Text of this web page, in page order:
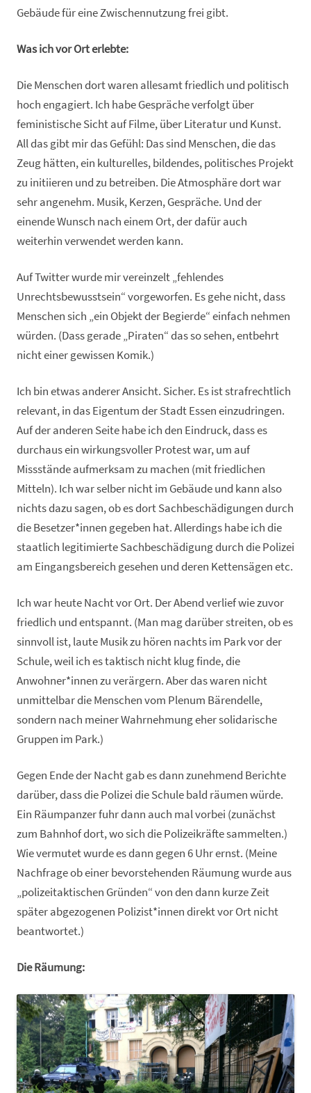
Gebäude für eine Zwischennutzung frei gibt.
Was ich vor Ort erlebte:
Die Menschen dort waren allesamt friedlich und politisch
hoch engagiert. Ich habe Gespräche verfolgt über
feministische Sicht auf Filme, über Literatur und Kunst.
All das gibt mir das Gefühl: Das sind Menschen, die das
Zeug hätten, ein kulturelles, bildendes, politisches Projekt
zu initiieren und zu betreiben. Die Atmosphäre dort war
sehr angenehm. Musik, Kerzen, Gespräche. Und der
einende Wunsch nach einem Ort, der dafür auch
weiterhin verwendet werden kann.
Auf Twitter wurde mir vereinzelt „fehlendes
Unrechtsbewusstsein“ vorgeworfen. Es gehe nicht, dass
Menschen sich „ein Objekt der Begierde“ einfach nehmen
würden. (Dass gerade „Piraten“ das so sehen, entbehrt
nicht einer gewissen Komik.)
Ich bin etwas anderer Ansicht. Sicher. Es ist strafrechtlich
relevant, in das Eigentum der Stadt Essen einzudringen.
Auf der anderen Seite habe ich den Eindruck, dass es
durchaus ein wirkungsvoller Protest war, um auf
Missstände aufmerksam zu machen (mit friedlichen
Mitteln). Ich war selber nicht im Gebäude und kann also
nichts dazu sagen, ob es dort Sachbeschädigungen durch
die Besetzer*innen gegeben hat. Allerdings habe ich die
staatlich legitimierte Sachbeschädigung durch die Polizei
am Eingangsbereich gesehen und deren Kettensägen etc.
Ich war heute Nacht vor Ort. Der Abend verlief wie zuvor
friedlich und entspannt. (Man mag darüber streiten, ob es
sinnvoll ist, laute Musik zu hören nachts im Park vor der
Schule, weil ich es taktisch nicht klug finde, die
Anwohner*innen zu verärgern. Aber das waren nicht
unmittelbar die Menschen vom Plenum Bärendelle,
sondern nach meiner Wahrnehmung eher solidarische
Gruppen im Park.)
Gegen Ende der Nacht gab es dann zunehmend Berichte
darüber, dass die Polizei die Schule bald räumen würde.
Ein Räumpanzer fuhr dann auch mal vorbei (zunächst
zum Bahnhof dort, wo sich die Polizeikräfte sammelten.)
Wie vermutet wurde es dann gegen 6 Uhr ernst. (Meine
Nachfrage ob einer bevorstehenden Räumung wurde aus
„polizeitaktischen Gründen“ von den dann kurze Zeit
später abgezogenen Polizist*innen direkt vor Ort nicht
beantwortet.)
Die Räumung: